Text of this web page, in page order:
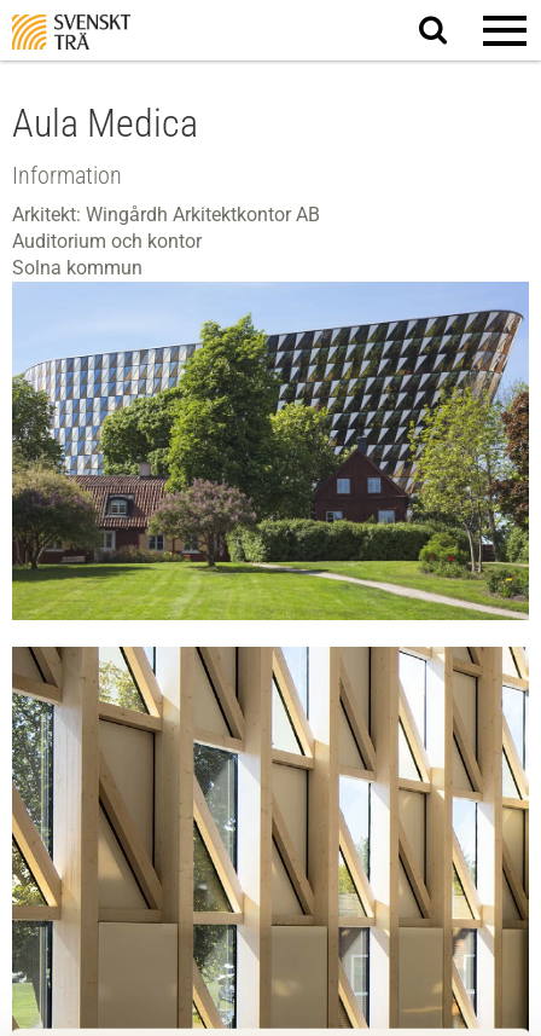
Sök
på
Aula Medica
Information
Arkitekt: Wingårdh Arkitektkontor AB
Auditorium och kontor
Solna kommun